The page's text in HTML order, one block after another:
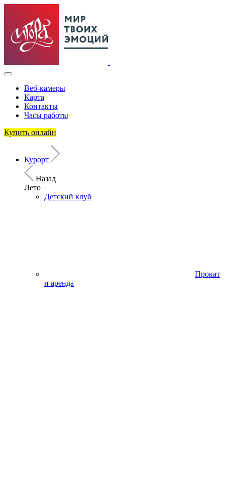
Веб-камеры
Карта
Контакты
Часы работы
Купить онлайн
Курорт
Назад
Лето
Детский клуб
Прокат
и аренда